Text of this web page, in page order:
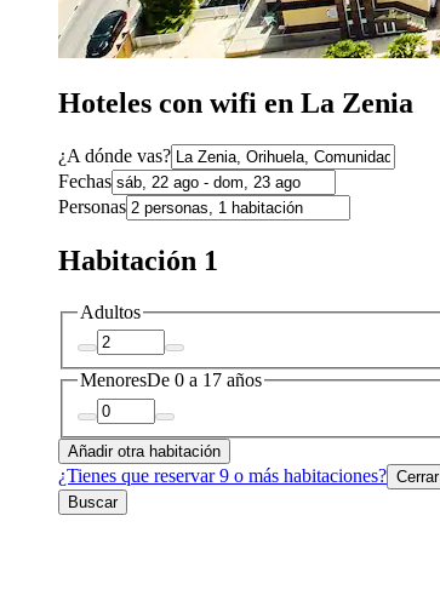
Hoteles con wifi en La Zenia
¿A dónde vas?
Fechas
Personas
Habitación 1
Adultos
MenoresDe 0 a 17 años
Añadir otra habitación
¿Tienes que reservar 9 o más habitaciones? Cerrar
Buscar